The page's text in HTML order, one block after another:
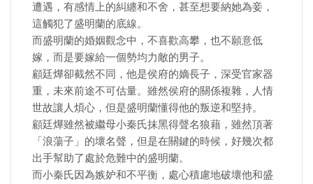
遭遇，有感情上的糾纏和不舍，甚至想要納她為妾，
這觸犯了盛明蘭的底線。
而盛明蘭的婚姻觀念中，不喜歡高攀，也不願意低
嫁，而是要嫁給一個勢均力敵的男子。
顧廷燁卻截然不同，他是侯府的嫡長子，深受官家器
重，未來前途不可估量。雖然侯府的關係複雜，人情
世故讓人煩心，但是盛明蘭懂得他的叛逆和堅持。
顧廷燁雖然被繼母小秦氏抹黑得聲名狼藉，雖然頂著
「浪蕩子」的壞名聲，但是在關鍵的時候，好幾次都
出手幫助了處於危難中的盛明蘭。
而小秦氏因為嫉妒和不平衡，處心積慮地破壞他和盛